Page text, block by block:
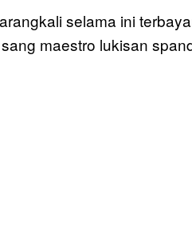
selama ini
maestro lukisan